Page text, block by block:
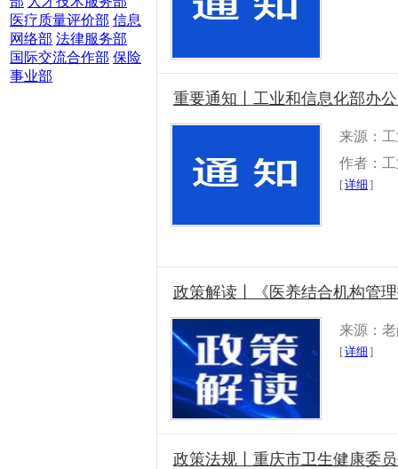
医疗质量评价部 信息
网络部 法律服务部
国际交流合作部 保险
事业部
重要通知丨工业和信息化部办
来源：
作者：
[详细 ]
政策解读丨《医养结合机构管
来源：
[详细 ]
政策法规丨重庆市卫生健康委